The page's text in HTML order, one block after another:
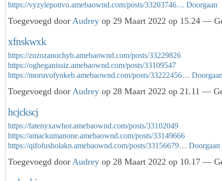
https://vyzylepotivo.amebaownd.com/posts/33203746… Doorgaan
Toegevoegd door Audrey op 29 Maart 2022 op 15.24 —
xfnskwxk
https://zuzozanochyb.amebaownd.com/posts/33229826
https://ogheganissiz.amebaownd.com/posts/33109547
https://moruvofynkeb.amebaownd.com/posts/33222456…
Toegevoegd door Audrey op 28 Maart 2022 op 21.11 —
hcjckscj
https://fatenyxawhor.amebaownd.com/posts/33102049
https://amackumanone.amebaownd.com/posts/33149666
https://qifofusholakn.amebaownd.com/posts/33156679… Doorgaan
Toegevoegd door Audrey op 28 Maart 2022 op 10.17 —